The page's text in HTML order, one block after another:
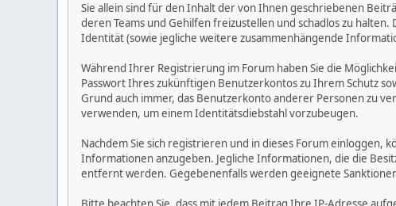
Sie allein sind für den Inhalt der von Ihnen geschriebenen
deren Teams und Gehilfen freizustellen und schadlos zu
Identität (sowie jegliche weitere zusammenhängende
Während Ihrer Registrierung im Forum haben Sie die
Passwort Ihres zukünftigen Benutzerkontos zu Ihrem Schutz
Grund auch immer, das Benutzerkonto anderer Personen zu
verwenden, um einem Identitätsdiebstahl vorzubeugen.
Nachdem Sie sich registrieren und in dieses Forum
Informationen anzugeben. Jegliche Informationen, die die
entfernt werden. Gegebenenfalls werden geeignete